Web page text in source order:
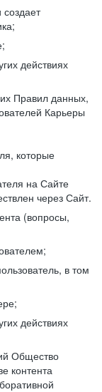
действиях
Правил данных,
Карьеры
которые
на Сайте
через Сайт.
(вопросы,
в том
действиях
Общество
контента